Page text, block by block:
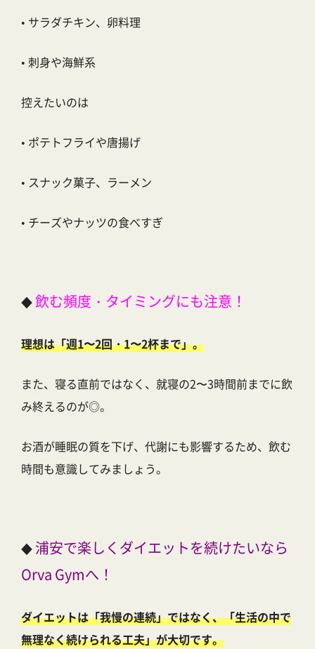
• サラダチキン、卵料理
• 刺身や海鮮系
控えたいのは
• ポテトフライや唐揚げ
• スナック菓子、ラーメン
• チーズやナッツの食べすぎ
◆飲む頻度・タイミングにも注意！
理想は「週1〜2回・1〜2杯まで」。
また、 寝る直前ではなく、就寝の2〜3時間前までに飲
み終えるのが◎。
お酒が睡眠の質を下げ、代謝にも影響するため、飲む
時間も意識してみましょう。
◆ 浦安で楽しくダイエットを続けたいなら
Orva Gymへ！
ダイエットは「我慢の連続」ではなく、「生活の中で
無理なく続けられる工夫」が大切です。